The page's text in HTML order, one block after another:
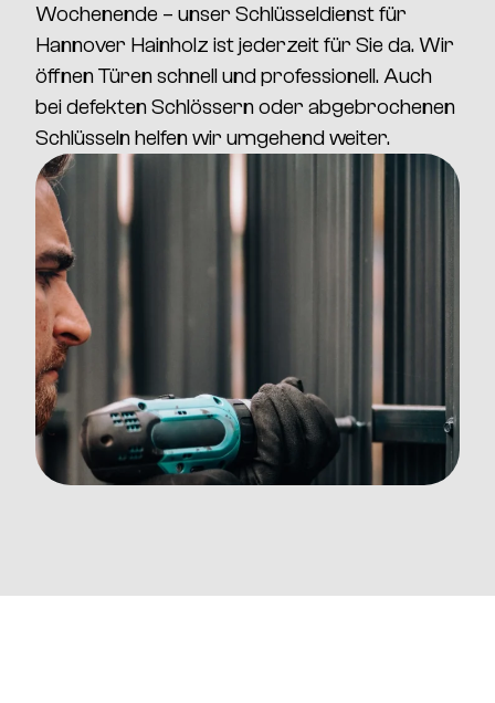
Wochenende – unser Schlüsseldienst für
Hannover Hainholz ist jederzeit für Sie da. Wir
öffnen Türen schnell und professionell. Auch
bei defekten Schlössern oder abgebrochenen
Schlüsseln helfen wir umgehend weiter.